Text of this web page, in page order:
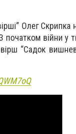
Олег Скрипка
початком війни у
“Садок